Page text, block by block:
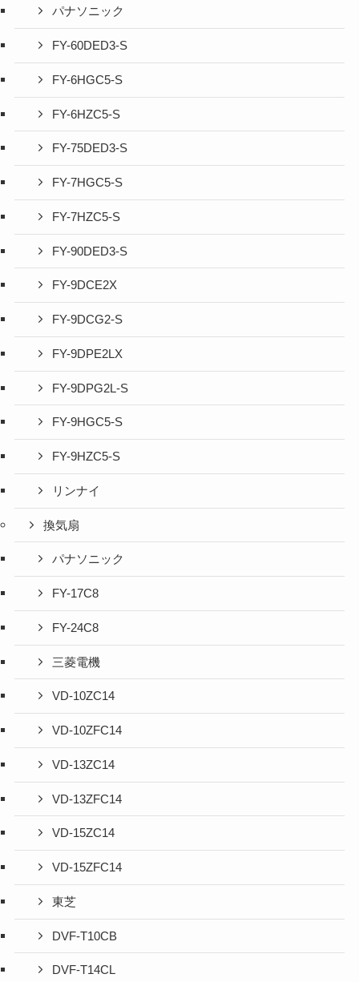
パナソニック
FY-60DED3-S
FY-6HGC5-S
FY-6HZC5-S
FY-75DED3-S
FY-7HGC5-S
FY-7HZC5-S
FY-90DED3-S
FY-9DCE2X
FY-9DCG2-S
FY-9DPE2LX
FY-9DPG2L-S
FY-9HGC5-S
FY-9HZC5-S
リンナイ
換気扇
パナソニック
FY-17C8
FY-24C8
三菱電機
VD-10ZC14
VD-10ZFC14
VD-13ZC14
VD-13ZFC14
VD-15ZC14
VD-15ZFC14
東芝
DVF-T10CB
DVF-T14CL